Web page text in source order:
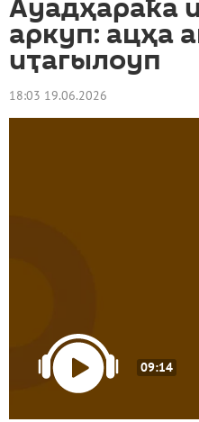
Ауадҳараҟа
аркуп: ацҳа
иҭагылоуп
18:03 19.06.2026
09:14